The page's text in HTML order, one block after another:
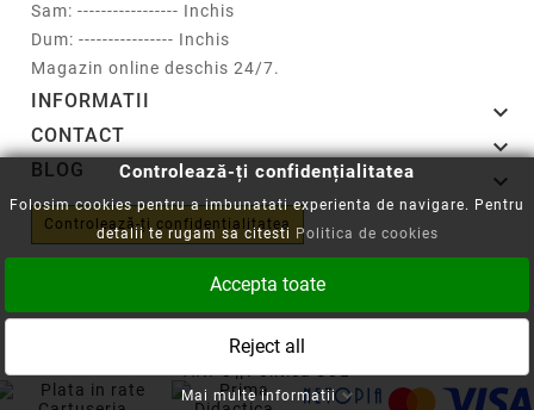
Sam: ----------------- Inchis
Dum: ---------------- Inchis
Magazin online deschis 24/7.
INFORMATII 
CONTACT 
BLOG 
Controlează-ți confidențialitatea
Copyright © 2008-2026 - Cartuseria.ro
ANPC||Politica SOL
Controlează-ți confidențialitatea
Folosim cookies pentru a imbunatati experienta de navigare. Pentru
detalii te rugam sa citesti Politica de cookies
Accepta toate
Reject all
Mai multe informatii